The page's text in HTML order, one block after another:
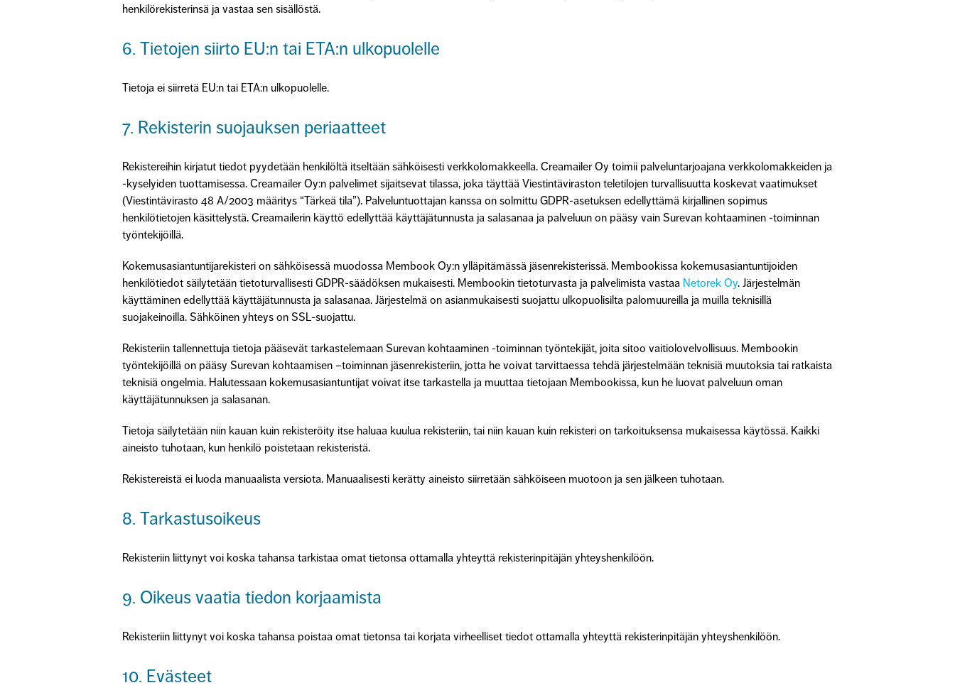
henkilörekisterinsä ja vastaa sen sisällöstä.
6. Tietojen siirto EU:n tai ETA:n ulkopuolelle
Tietoja ei siirretä EU:n tai ETA:n ulkopuolelle.
7. Rekisterin suojauksen periaatteet
Rekistereihin kirjatut tiedot pyydetään henkilöltä itseltään sähköisesti verkkolomakkeella. Creamailer Oy toimii palveluntarjoajana verkkolomakkeiden ja
-kyselyiden tuottamisessa. Creamailer Oy:n palvelimet sijaitsevat tilassa, joka täyttää Viestintäviraston teletilojen turvallisuutta koskevat vaatimukset
(Viestintävirasto 48 A/2003 määritys “Tärkeä tila”). Palveluntuottajan kanssa on solmittu GDPR-asetuksen edellyttämä kirjallinen sopimus
henkilötietojen käsittelystä. Creamailerin käyttö edellyttää käyttäjätunnusta ja salasanaa ja palveluun on pääsy vain Surevan kohtaaminen -toiminnan
työntekijöillä.
Kokemusasiantuntijarekisteri on sähköisessä muodossa Membook Oy:n ylläpitämässä jäsenrekisterissä. Membookissa kokemusasiantuntijoiden
henkilötiedot säilytetään tietoturvallisesti GDPR-säädöksen mukaisesti. Membookin tietoturvasta ja palvelimista vastaa Netorek Oy. Järjestelmän
käyttäminen edellyttää käyttäjätunnusta ja salasanaa. Järjestelmä on asianmukaisesti suojattu ulkopuolisilta palomuureilla ja muilla teknisillä
suojakeinoilla. Sähköinen yhteys on SSL-suojattu.
Rekisteriin tallennettuja tietoja pääsevät tarkastelemaan Surevan kohtaaminen -toiminnan työntekijät, joita sitoo vaitiolovelvollisuus. Membookin
työntekijöillä on pääsy Surevan kohtaamisen –toiminnan jäsenrekisteriin, jotta he voivat tarvittaessa tehdä järjestelmään teknisiä muutoksia tai ratkaista
teknisiä ongelmia. Halutessaan kokemusasiantuntijat voivat itse tarkastella ja muuttaa tietojaan Membookissa, kun he luovat palveluun oman
käyttäjätunnuksen ja salasanan.
Tietoja säilytetään niin kauan kuin rekisteröity itse haluaa kuulua rekisteriin, tai niin kauan kuin rekisteri on tarkoituksensa mukaisessa käytössä. Kaikki
aineisto tuhotaan, kun henkilö poistetaan rekisteristä.
Rekistereistä ei luoda manuaalista versiota. Manuaalisesti kerätty aineisto siirretään sähköiseen muotoon ja sen jälkeen tuhotaan.
8. Tarkastusoikeus
Rekisteriin liittynyt voi koska tahansa tarkistaa omat tietonsa ottamalla yhteyttä rekisterinpitäjän yhteyshenkilöön.
9. Oikeus vaatia tiedon korjaamista
Rekisteriin liittynyt voi koska tahansa poistaa omat tietonsa tai korjata virheelliset tiedot ottamalla yhteyttä rekisterinpitäjän yhteyshenkilöön.
10. Evästeet